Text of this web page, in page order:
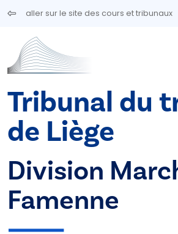
Aller au contenu principal
aller sur le site des cours et tribunaux
Tribunal du
de Liège
Division
Famenne